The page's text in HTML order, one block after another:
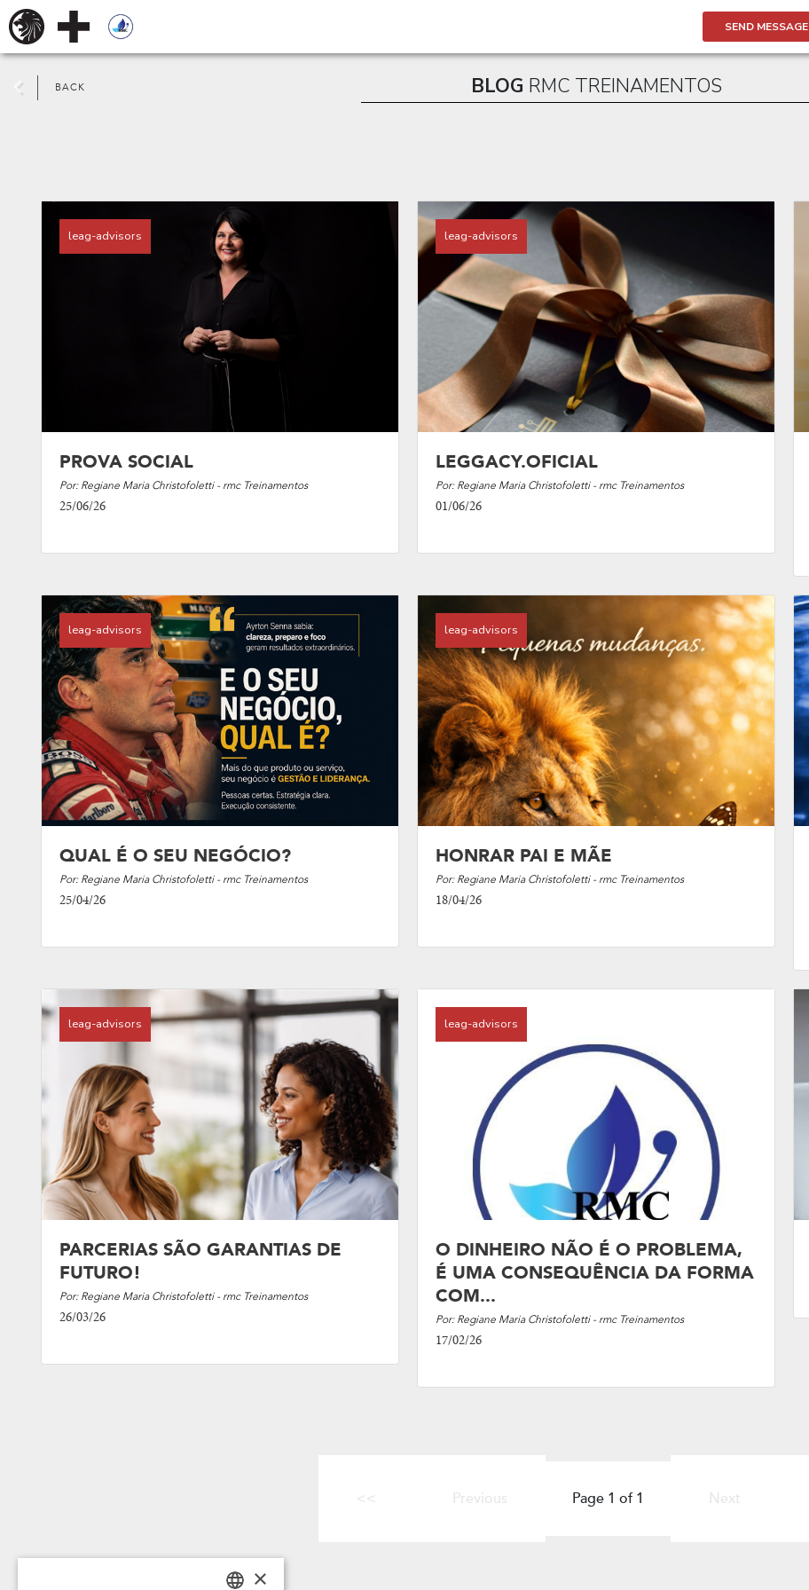
SEND MESSAGE
BACK BLOG RMC TREINAMENTOS
leag-advisors
PROVA SOCIAL
Por: Regiane Maria Christofoletti - rmc Treinamentos
25/06/26
leag-advisors
LEGGACY.OFICIAL
Por: Regiane Maria Christofoletti - rmc Treinamentos
01/06/26
leag-advisors
QUAL É O SEU NEGÓCIO?
Por: Regiane Maria Christofoletti - rmc Treinamentos
25/04/26
leag-advisors
HONRAR PAI E MÃE
Por: Regiane Maria Christofoletti - rmc Treinamentos
18/04/26
leag-advisors
PARCERIAS SÃO GARANTIAS DE
FUTURO!
Por: Regiane Maria Christofoletti - rmc Treinamentos
26/03/26
leag-advisors
O DINHEIRO NÃO É O PROBLEMA,
É UMA CONSEQUÊNCIA DA FORMA
COM...
Por: Regiane Maria Christofoletti - rmc Treinamentos
17/02/26
<< Previous Page 1 of 1 Next
×